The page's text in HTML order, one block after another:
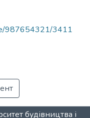
987654321/3411
будівництва і